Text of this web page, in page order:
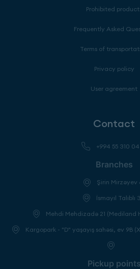
Prohibited
Frequently Asked
Terms of
Privacy policy
User agreement
Contact
+994 55 310 04
Branches
Şirin Mirzəyev
İsmayıl Talıblı
Mehdi Mehdizadə 21 (Mediland
Kargopark - "D" yaşayış sahəsi, ev 9B
Pickup points